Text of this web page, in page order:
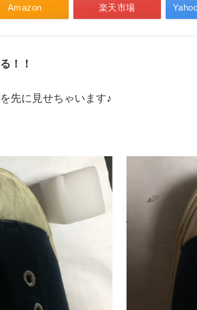
Amazon 楽天市場
！！
先に見せちゃいます♪